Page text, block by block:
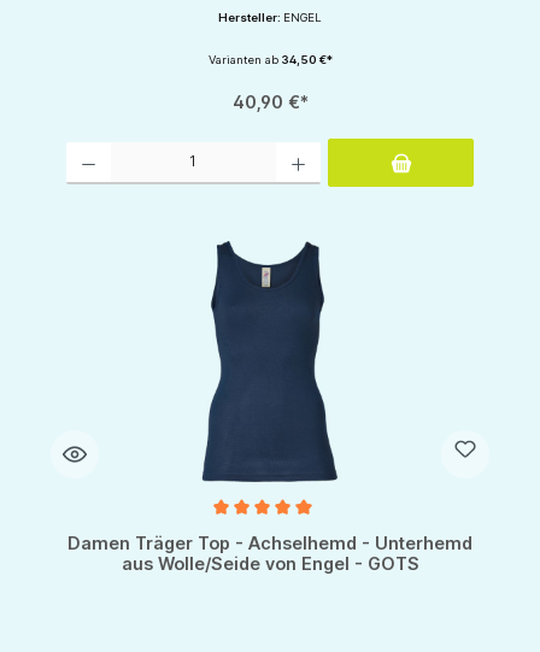
Hersteller: ENGEL
Varianten ab34,50 €*
40,90 €*
Damen Träger Top - Achselhemd - Unterhemd
aus Wolle/Seide von Engel - GOTS